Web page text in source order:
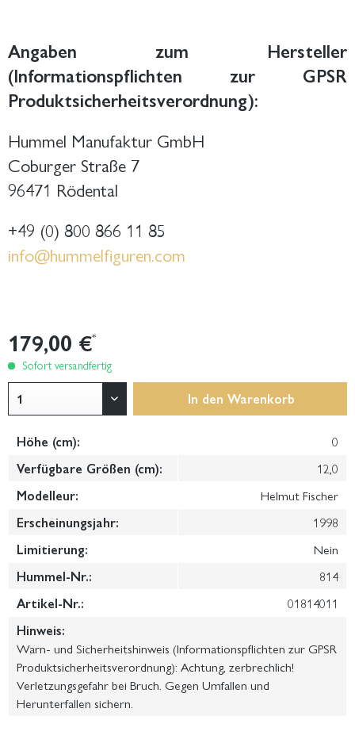
Angaben zum Hersteller
(Informationspflichten zur GPSR
Produktsicherheitsverordnung):
Hummel Manufaktur GmbH
Coburger Straße 7
96471 Rödental
+49 (0) 800 866 11 85
info@hummelfiguren.com
179,00 €*
Sofort versandfertig
In den Warenkorb
Höhe (cm):
0
Verfügbare Größen (cm):
12,0
Modelleur:
Helmut Fischer
Erscheinungsjahr:
1998
Limitierung:
Nein
Hummel-Nr.:
814
Artikel-Nr.:
01814011
Hinweis:
Warn- und Sicherheitshinweis (Informationspflichten zur GPSR
Produktsicherheitsverordnung): Achtung, zerbrechlich!
Verletzungsgefahr bei Bruch. Gegen Umfallen und
Herunterfallen sichern.